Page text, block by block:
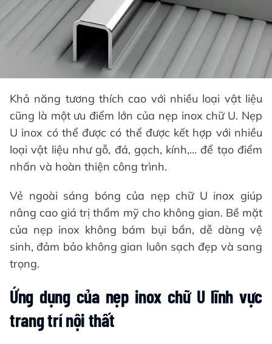
Khả năng tương thích cao với nhiều loại vật liệu
cũng là một ưu điểm lớn của nẹp inox chữ U. Nẹp
U inox có thể được có thể được kết hợp với nhiều
loại vật liệu như gỗ, đá, gạch, kính,... để tạo điểm
nhấn và hoàn thiện công trình.
Vẻ ngoài sáng bóng của nẹp chữ U inox giúp
nâng cao giá trị thẩm mỹ cho không gian. Bề mặt
của nẹp inox không bám bụi bẩn, dễ dàng vệ
sinh, đảm bảo không gian luôn sạch đẹp và sang
trọng.
Ứng dụng của nẹp inox chữ U lĩnh vực
trang trí nội thất